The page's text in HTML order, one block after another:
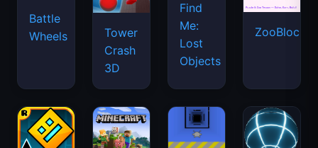
Battle
Wheels
Tower
Crash
3D
Find
Me:
Lost
Objects
ZooBlocks